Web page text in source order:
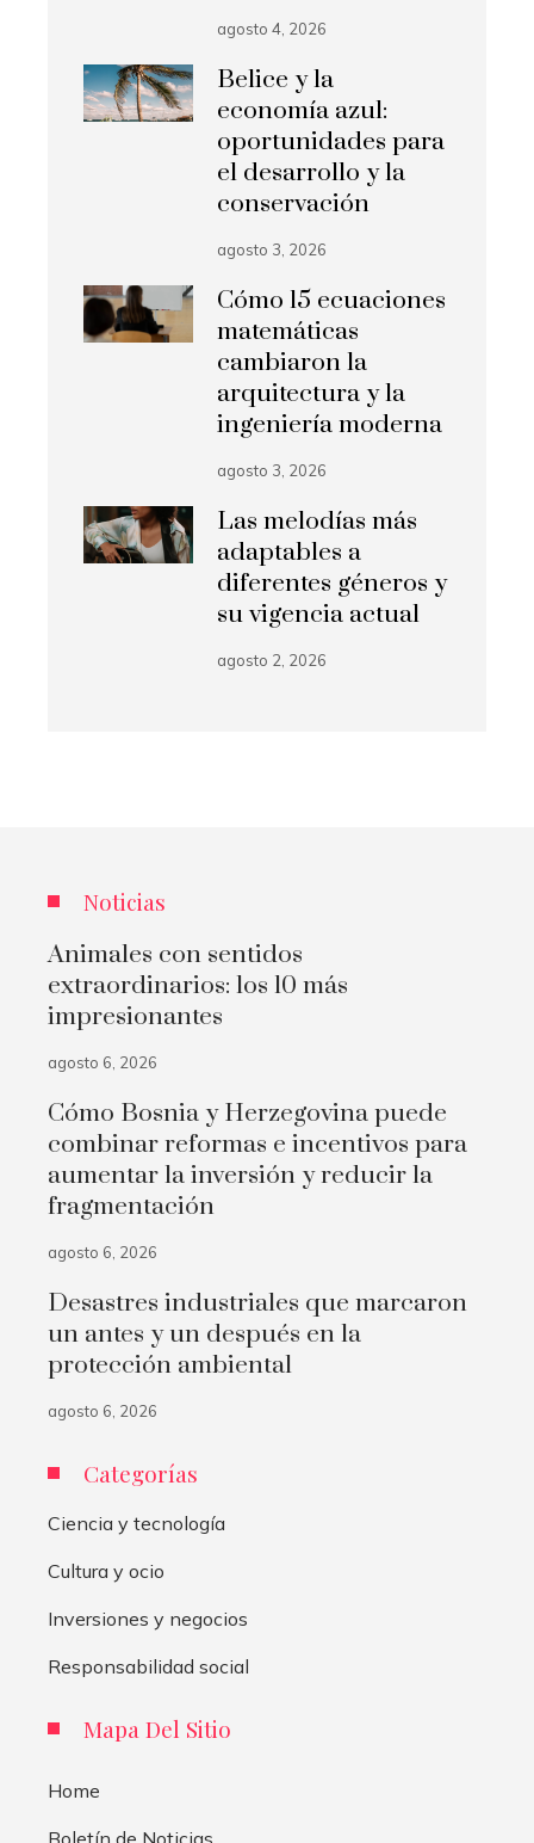
agosto 4, 2026
Belice y la
economía azul:
oportunidades para
el desarrollo y la
conservación
agosto 3, 2026
Cómo 15 ecuaciones
matemáticas
cambiaron la
arquitectura y la
ingeniería moderna
agosto 3, 2026
Las melodías más
adaptables a
diferentes géneros y
su vigencia actual
agosto 2, 2026
Noticias
Animales con sentidos
extraordinarios: los 10 más
impresionantes
agosto 6, 2026
Cómo Bosnia y Herzegovina puede
combinar reformas e incentivos para
aumentar la inversión y reducir la
fragmentación
agosto 6, 2026
Desastres industriales que marcaron
un antes y un después en la
protección ambiental
agosto 6, 2026
Categorías
Ciencia y tecnología
Cultura y ocio
Inversiones y negocios
Responsabilidad social
Mapa Del Sitio
Home
Boletín de Noticias